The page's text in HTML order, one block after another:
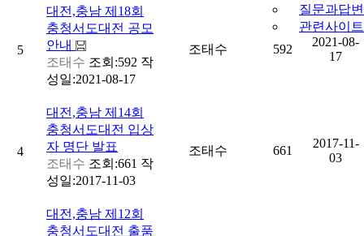
질문과답변
관련사이트
5
대전,충남 제18회
충청서도대전 공모
안내
조태수 조회:592 작
성일:2021-08-17
조태수 592
2021-08-
17
4
대전,충남 제14회
충청서도대전 입상
자 명단 발표
조태수 조회:661 작
성일:2017-11-03
조태수 661
2017-11-
03
대전,충남 제12회
충청서도대전 출품